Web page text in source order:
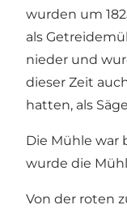
wurden um
als
nieder und
dieser Zeit
hatten, als
Die Mühle war
wurde die
Von der roten